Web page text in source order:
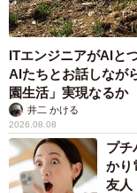
おばあちゃん子だとい
然愛好家さん）
◇ ◇
ITエンジニアがAIと
AIたちとお話しな
園生活」実現なるか
井二 かける
2026.08.08
プ
かり
友人